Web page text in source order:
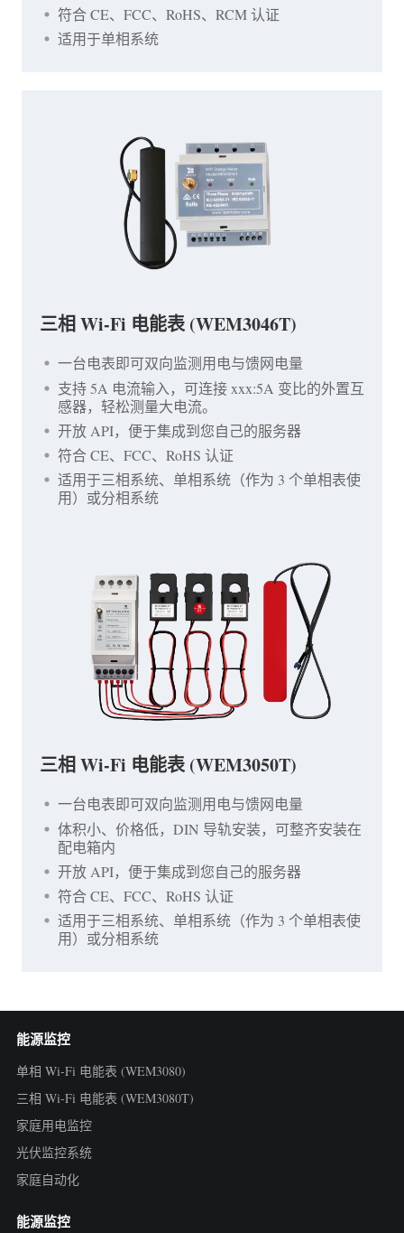
符合 CE、FCC、RoHS、RCM 认证
适用于单相系统
三相 Wi-Fi 电能表 (WEM3046T)
一台电表即可双向监测用电与馈网电量
支持 5A 电流输入，可连接 xxx:5A 变比的外置互
感器，轻松测量大电流。
开放 API，便于集成到您自己的服务器
符合 CE、FCC、RoHS 认证
适用于三相系统、单相系统（作为 3 个单相表使
用）或分相系统
三相 Wi-Fi 电能表 (WEM3050T)
一台电表即可双向监测用电与馈网电量
体积小、价格低，DIN 导轨安装，可整齐安装在
配电箱内
开放 API，便于集成到您自己的服务器
符合 CE、FCC、RoHS 认证
适用于三相系统、单相系统（作为 3 个单相表使
用）或分相系统
能源监控
单相 Wi-Fi 电能表 (WEM3080)
三相 Wi-Fi 电能表 (WEM3080T)
家庭用电监控
光伏监控系统
家庭自动化
能源监控